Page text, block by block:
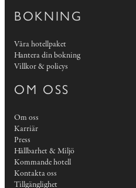
BOKNING
Våra hotellpaket
Hantera din bokning
Villkor & policys
OM OSS
Om oss
Karriär
Press
Hållbarhet & Miljö
Kommande hotell
Kontakta oss
Tillgänglighet